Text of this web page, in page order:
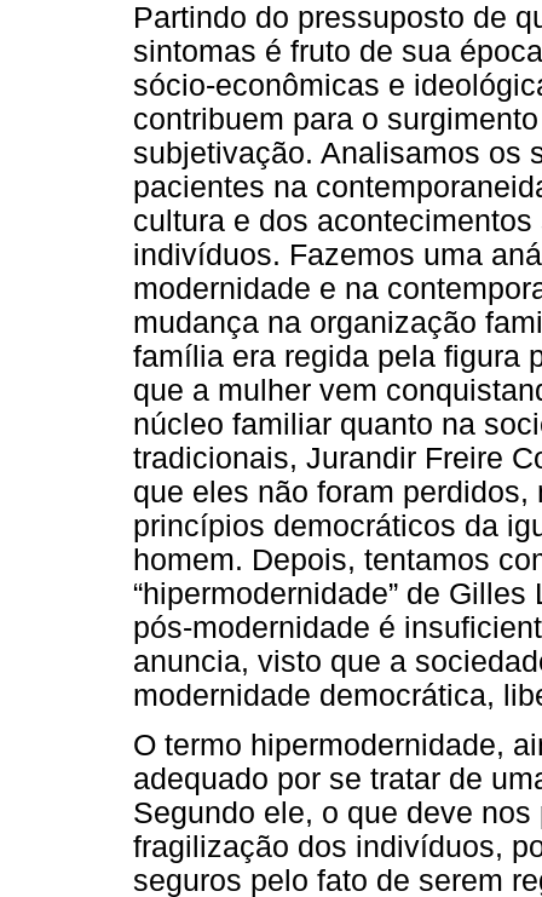
Partindo do pressuposto de
sintomas é fruto de sua
sócio-econômicas e
contribuem para o
subjetivação. Analisamos os
pacientes na
cultura e dos
indivíduos. Fazemos uma
modernidade e na
mudança na organização
família era regida pela figura
que a mulher vem
núcleo familiar quanto na
tradicionais, Jurandir Freire
que eles não foram
princípios democráticos da
homem. Depois, tentamos
“hipermodernidade” de
pós-modernidade é
anuncia, visto que a
modernidade democrática,
O termo hipermodernidade,
adequado por se tratar de
Segundo ele, o que deve
fragilização dos indivíduos,
seguros pelo fato de serem